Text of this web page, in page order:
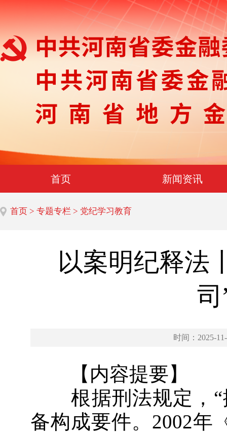
首页 新闻资讯
首页 > 专题专栏 > 党纪学习教育
以案明纪释法
时间：2025-
【内容提要】
根据刑法规定，“
备构成要件。2002年